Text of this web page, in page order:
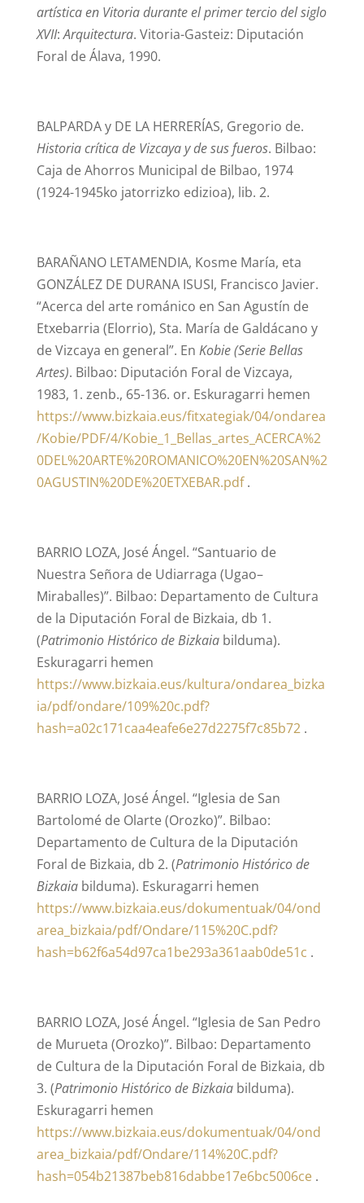
artística en Vitoria durante el primer tercio del siglo
XVII:Arquitectura. Vitoria-Gasteiz: Diputación
Foral de Álava, 1990.
BALPARDA y DE LA HERRERÍAS, Gregorio de.
Historia crítica de Vizcaya y de sus fueros. Bilbao:
Caja de Ahorros Municipal de Bilbao, 1974
(1924-1945ko jatorrizko edizioa), lib. 2.
BARAÑANO LETAMENDIA, Kosme María, eta
GONZÁLEZ DE DURANA ISUSI, Francisco Javier.
“Acerca del arte románico en San Agustín de
Etxebarria (Elorrio), Sta. María de Galdácano y
de Vizcaya en general”. En Kobie (Serie Bellas
Artes). Bilbao: Diputación Foral de Vizcaya,
1983, 1. zenb., 65-136. or. Eskuragarri hemen
https://www.bizkaia.eus/fitxategiak/04/ondarea
/Kobie/PDF/4/Kobie_1_Bellas_artes_ACERCA%2
0DEL%20ARTE%20ROMANICO%20EN%20SAN%2
0AGUSTIN%20DE%20ETXEBAR.pdf.
BARRIO LOZA, José Ángel. “Santuario de
Nuestra Señora de Udiarraga (Ugao–
Miraballes)”. Bilbao: Departamento de Cultura
de la Diputación Foral de Bizkaia, db 1.
(Patrimonio Histórico de Bizkaia bilduma).
Eskuragarri hemen
https://www.bizkaia.eus/kultura/ondarea_bizka
ia/pdf/ondare/109%20c.pdf?
hash=a02c171caa4eafe6e27d2275f7c85b72.
BARRIO LOZA, José Ángel. “Iglesia de San
Bartolomé de Olarte (Orozko)”. Bilbao:
Departamento de Cultura de la Diputación
Foral de Bizkaia, db 2. (Patrimonio Histórico de
Bizkaia bilduma). Eskuragarri hemen
https://www.bizkaia.eus/dokumentuak/04/ond
area_bizkaia/pdf/Ondare/115%20C.pdf?
hash=b62f6a54d97ca1be293a361aab0de51c .
BARRIO LOZA, José Ángel. “Iglesia de San Pedro
de Murueta (Orozko)”. Bilbao: Departamento
de Cultura de la Diputación Foral de Bizkaia, db
3. (Patrimonio Histórico de Bizkaia bilduma).
Eskuragarri hemen
https://www.bizkaia.eus/dokumentuak/04/ond
area_bizkaia/pdf/Ondare/114%20C.pdf?
hash=054b21387beb816dabbe17e6bc5006ce.